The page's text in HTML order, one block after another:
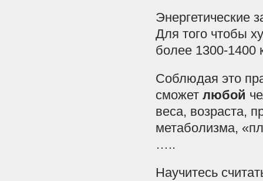
Энергетические
Для того чтобы
более 1300-1400
Соблюдая это
сможет любой
веса, возраста,
метаболизма,
…..
Научитесь